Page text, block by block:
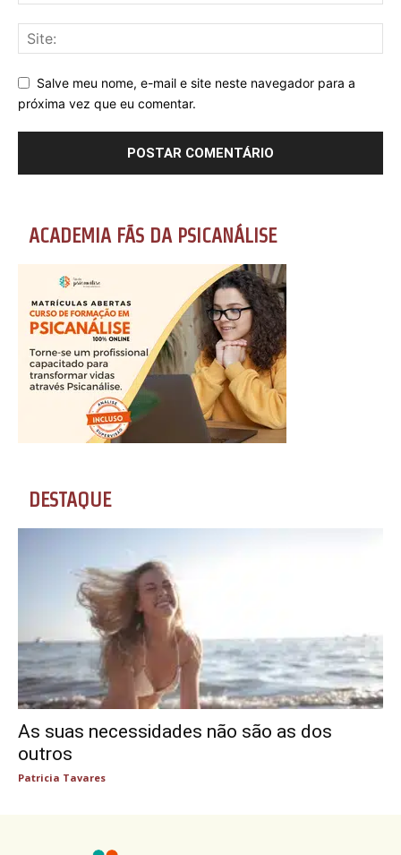
Salve meu nome, e-mail e site neste navegador para a
próxima vez que eu comentar.
ACADEMIA FÃS DA PSICANÁLISE
DESTAQUE
As suas necessidades não são as dos
outros
Patricia Tavares